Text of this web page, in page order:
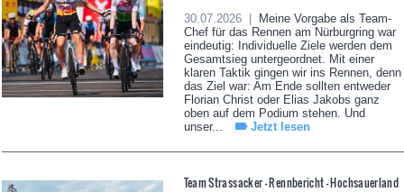
30.07.2026 |
Meine Vorgabe als Team-
Chef für das Rennen am Nürburgring war
eindeutig: Individuelle Ziele werden dem
Gesamtsieg untergeordnet. Mit einer
klaren Taktik gingen wir ins Rennen, denn
das Ziel war: Am Ende sollten entweder
Florian Christ oder Elias Jakobs ganz
oben auf dem Podium stehen. Und
unser...
Jetzt lesen
Team Strassacker - Rennbericht - Hochsauerland